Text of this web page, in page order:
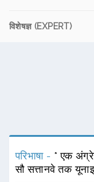
विशेषज्ञ (EXPERT)
परिभाषा - * एक
सौ सत्तानवे तक